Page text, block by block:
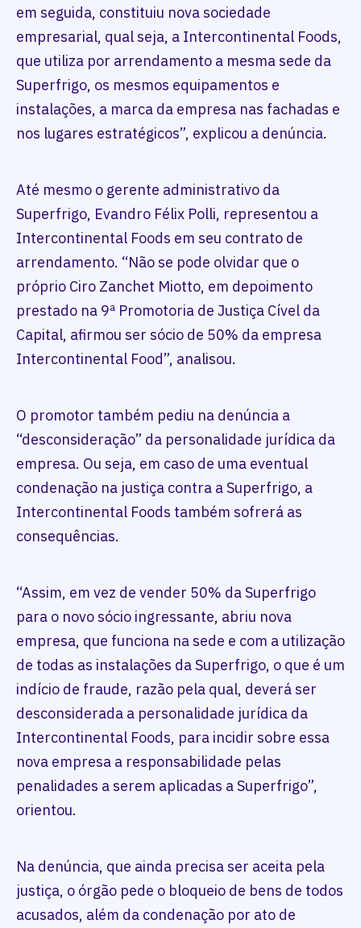
em seguida, constituiu nova sociedade
empresarial, qual seja, a Intercontinental Foods,
que utiliza por arrendamento a mesma sede da
Superfrigo, os mesmos equipamentos e
instalações, a marca da empresa nas fachadas e
nos lugares estratégicos”, explicou a denúncia.
Até mesmo o gerente administrativo da
Superfrigo, Evandro Félix Polli, representou a
Intercontinental Foods em seu contrato de
arrendamento. “Não se pode olvidar que o
próprio Ciro Zanchet Miotto, em depoimento
prestado na 9ª Promotoria de Justiça Cível da
Capital, afirmou ser sócio de 50% da empresa
Intercontinental Food”, analisou.
O promotor também pediu na denúncia a
“desconsideração” da personalidade jurídica da
empresa. Ou seja, em caso de uma eventual
condenação na justiça contra a Superfrigo, a
Intercontinental Foods também sofrerá as
consequências.
“Assim, em vez de vender 50% da Superfrigo
para o novo sócio ingressante, abriu nova
empresa, que funciona na sede e com a utilização
de todas as instalações da Superfrigo, o que é um
indício de fraude, razão pela qual, deverá ser
desconsiderada a personalidade jurídica da
Intercontinental Foods, para incidir sobre essa
nova empresa a responsabilidade pelas
penalidades a serem aplicadas a Superfrigo”,
orientou.
Na denúncia, que ainda precisa ser aceita pela
justiça, o órgão pede o bloqueio de bens de todos
acusados, além da condenação por ato de